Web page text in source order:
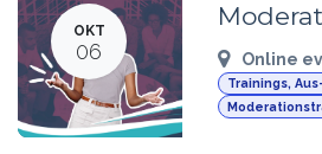
OKT
06 Online
Trainings,